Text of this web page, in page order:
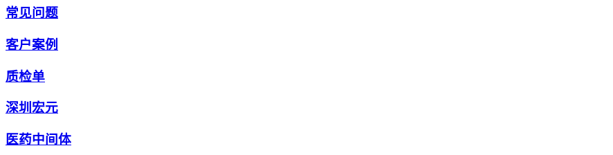
常见问题
客户案例
质检单
深圳宏元
医药中间体